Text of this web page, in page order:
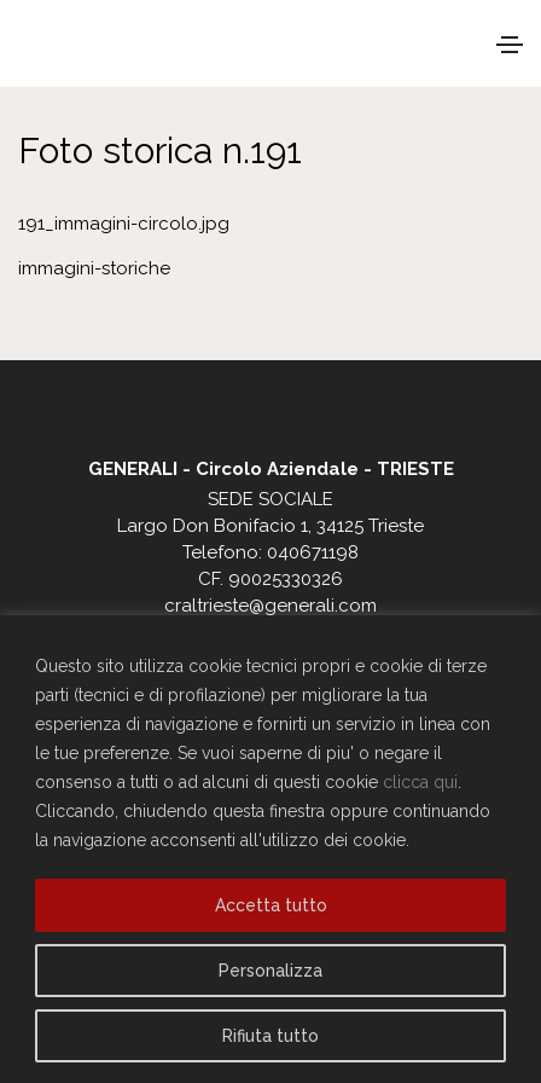
Questo sito utilizza cookie tecnici propri e cookie di terze
parti (tecnici e di profilazione) per migliorare la tua
esperienza di navigazione e fornirti un servizio in linea con
le tue preferenze. Se vuoi saperne di piu' o negare il
consenso a tutti o ad alcuni di questi cookie clicca qui
Cliccando, chiudendo questa finestra oppure continuando
la navigazione acconsenti all'utilizzo dei cookie.
Personalizza
Rifiuta tutto
Accetta tutto
Foto storica n.191
191_immagini-circolo.jpg
immagini-storiche
GENERALI - Circolo Aziendale - TRIESTE
SEDE SOCIALE
Largo Don Bonifacio 1, 34125 Trieste
Telefono: 040671198
CF. 90025330326
craltrieste@generali.com
Scopri come fare
Sei già socio?
Compila il form per richiedere la registrazione al sito
Accedi
Privacy Policy
Cookie Policy